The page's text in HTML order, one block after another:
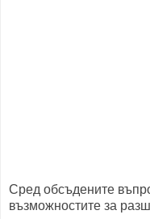
Сред обсъдените
възможностите за